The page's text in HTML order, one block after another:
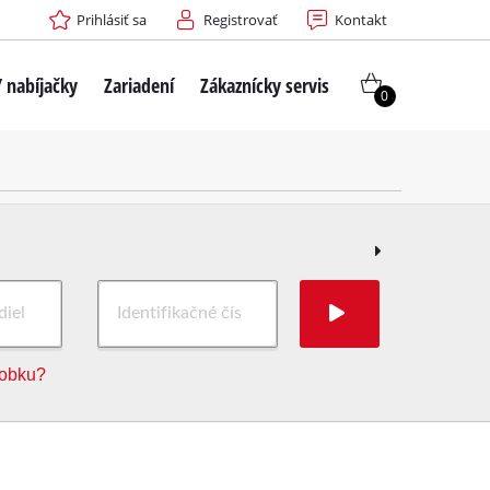
Prihlásiť sa Registrovať Kontakt
Zariadení Zákaznícky servis 0